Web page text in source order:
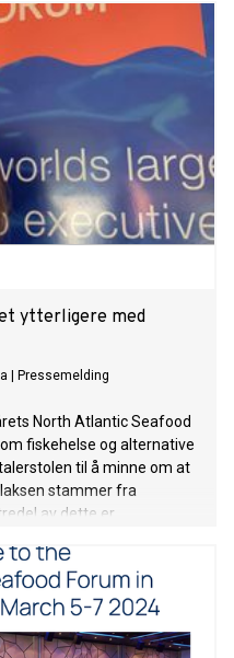
ytterligere med
Pressemelding
North Atlantic Seafood
fiskehelse og alternative
til å minne om at
stammer fra
av dette er